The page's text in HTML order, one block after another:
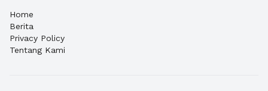
Home
Berita
Privacy Policy
Tentang Kami